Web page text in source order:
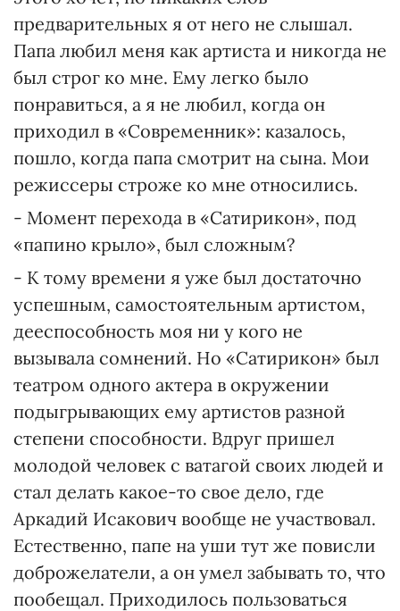
предварительных я от него не слышал.
Папа любил меня как артиста и никогда не
был строг ко мне. Ему легко было
понравиться, а я не любил, когда он
приходил в «Современник»: казалось,
пошло, когда папа смотрит на сына. Мои
режиссеры строже ко мне относились.
- Момент перехода в «Сатирикон», под
«папино крыло», был сложным?
- К тому времени я уже был достаточно
успешным, самостоятельным артистом,
дееспособность моя ни у кого не
вызывала сомнений. Но «Сатирикон» был
театром одного актера в окружении
подыгрывающих ему артистов разной
степени способности. Вдруг пришел
молодой человек с ватагой своих людей и
стал делать какое-то свое дело, где
Аркадий Исакович вообще не участвовал.
Естественно, папе на уши тут же повисли
доброжелатели, а он умел забывать то, что
пообещал. Приходилось пользоваться